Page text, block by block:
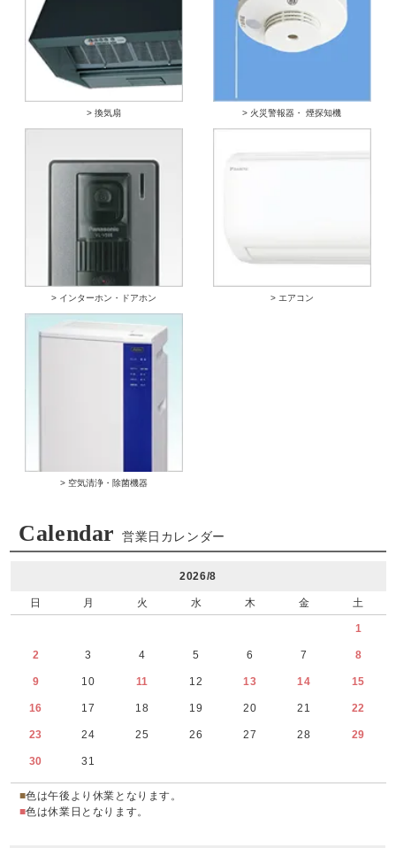
> 換気扇 > 火災警報器・ 煙探知機
> インターホン・ドアホン > エアコン
> 空気清浄・除菌機器
Calendar 営業日カレンダー
2026/8
日 月 火 水 木 金 土
1
2 3 4 5 6 7 8
9 10 11 12 13 14 15
16 17 18 19 20 21 22
23 24 25 26 27 28 29
30 31
■色は午後より休業となります。
■色は休業日となります。